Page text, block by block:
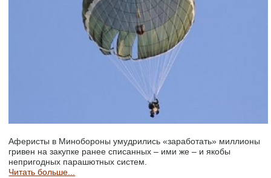
Аферисты в Минобороны умудрились «заработать» миллионы
гривен на закупке ранее списанных – ими же – и якобы
непригодных парашютных систем.
Читать больше...